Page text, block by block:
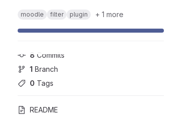
moodle filter plugin + 1 more
8 Commits
1 Branch
0 Tags
README